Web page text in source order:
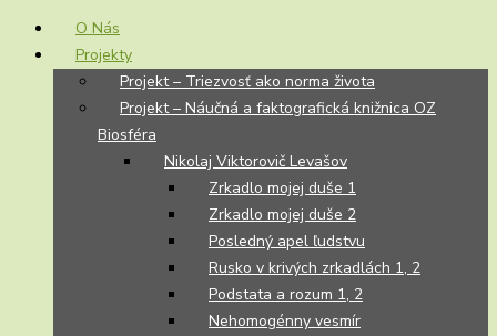
O Nás
Projekty
Projekt – Triezvosť ako norma života
Projekt – Náučná a faktografická knižnica OZ
Biosféra
Nikolaj Viktorovič Levašov
Zrkadlo mojej duše 1
Zrkadlo mojej duše 2
Posledný apel ľudstvu
Rusko v krivých zrkadlách 1, 2
Podstata a rozum 1, 2
Nehomogénny vesmír